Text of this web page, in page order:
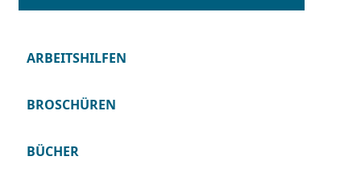
ARBEITSHILFEN
BROSCHÜREN
BÜCHER